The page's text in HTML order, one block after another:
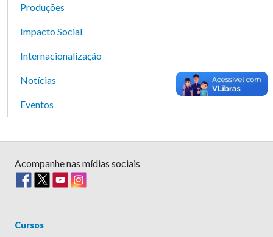
Produções
Impacto Social
Internacionalização
Notícias
Eventos
Acompanhe nas mídias sociais
Cursos